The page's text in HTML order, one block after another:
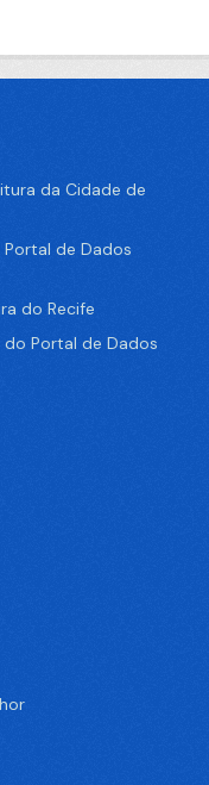
da Cidade de
de Dados
do Recife
Portal de Dados